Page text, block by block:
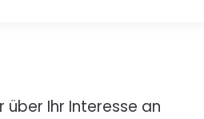
über Ihr Interesse an